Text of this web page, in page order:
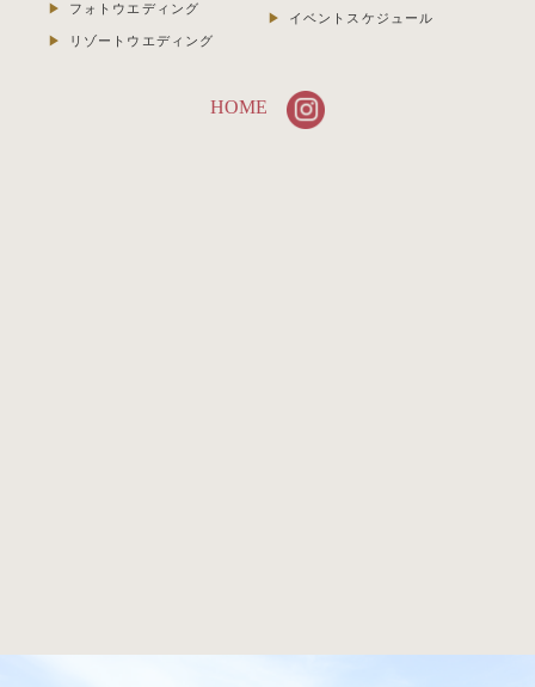
フォトウエディング
リゾートウエディング
イベントスケジュール
HOME